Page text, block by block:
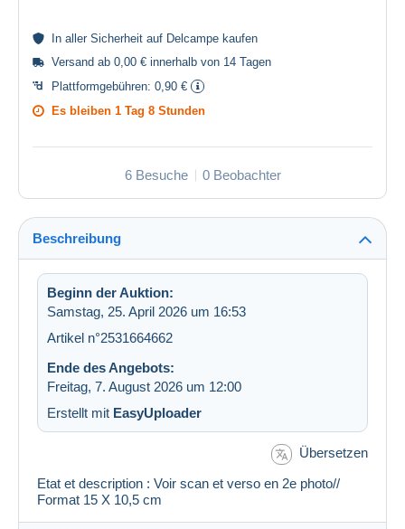
In aller Sicherheit auf Delcampe kaufen
Versand ab 0,00 € innerhalb von 14 Tagen
Plattformgebühren: 0,90 €
Es bleiben 1 Tag 8 Stunden
6 Besuche 0 Beobachter
Beschreibung
Beginn der Auktion:
Samstag, 25. April 2026 um 16:53
Artikel n°2531664662
Ende des Angebots:
Freitag, 7. August 2026 um 12:00
Erstellt mit EasyUploader
Übersetzen
Etat et description : Voir scan et verso en 2e photo//
Format 15 X 10,5 cm